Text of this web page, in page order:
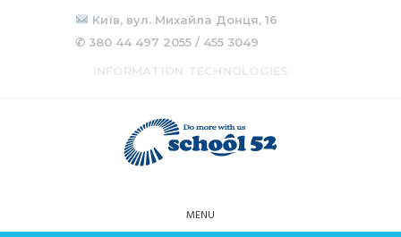
Київ, вул. Михайла Донця, 16
✆ 380 44 497 2055 / 455 3049
MENU